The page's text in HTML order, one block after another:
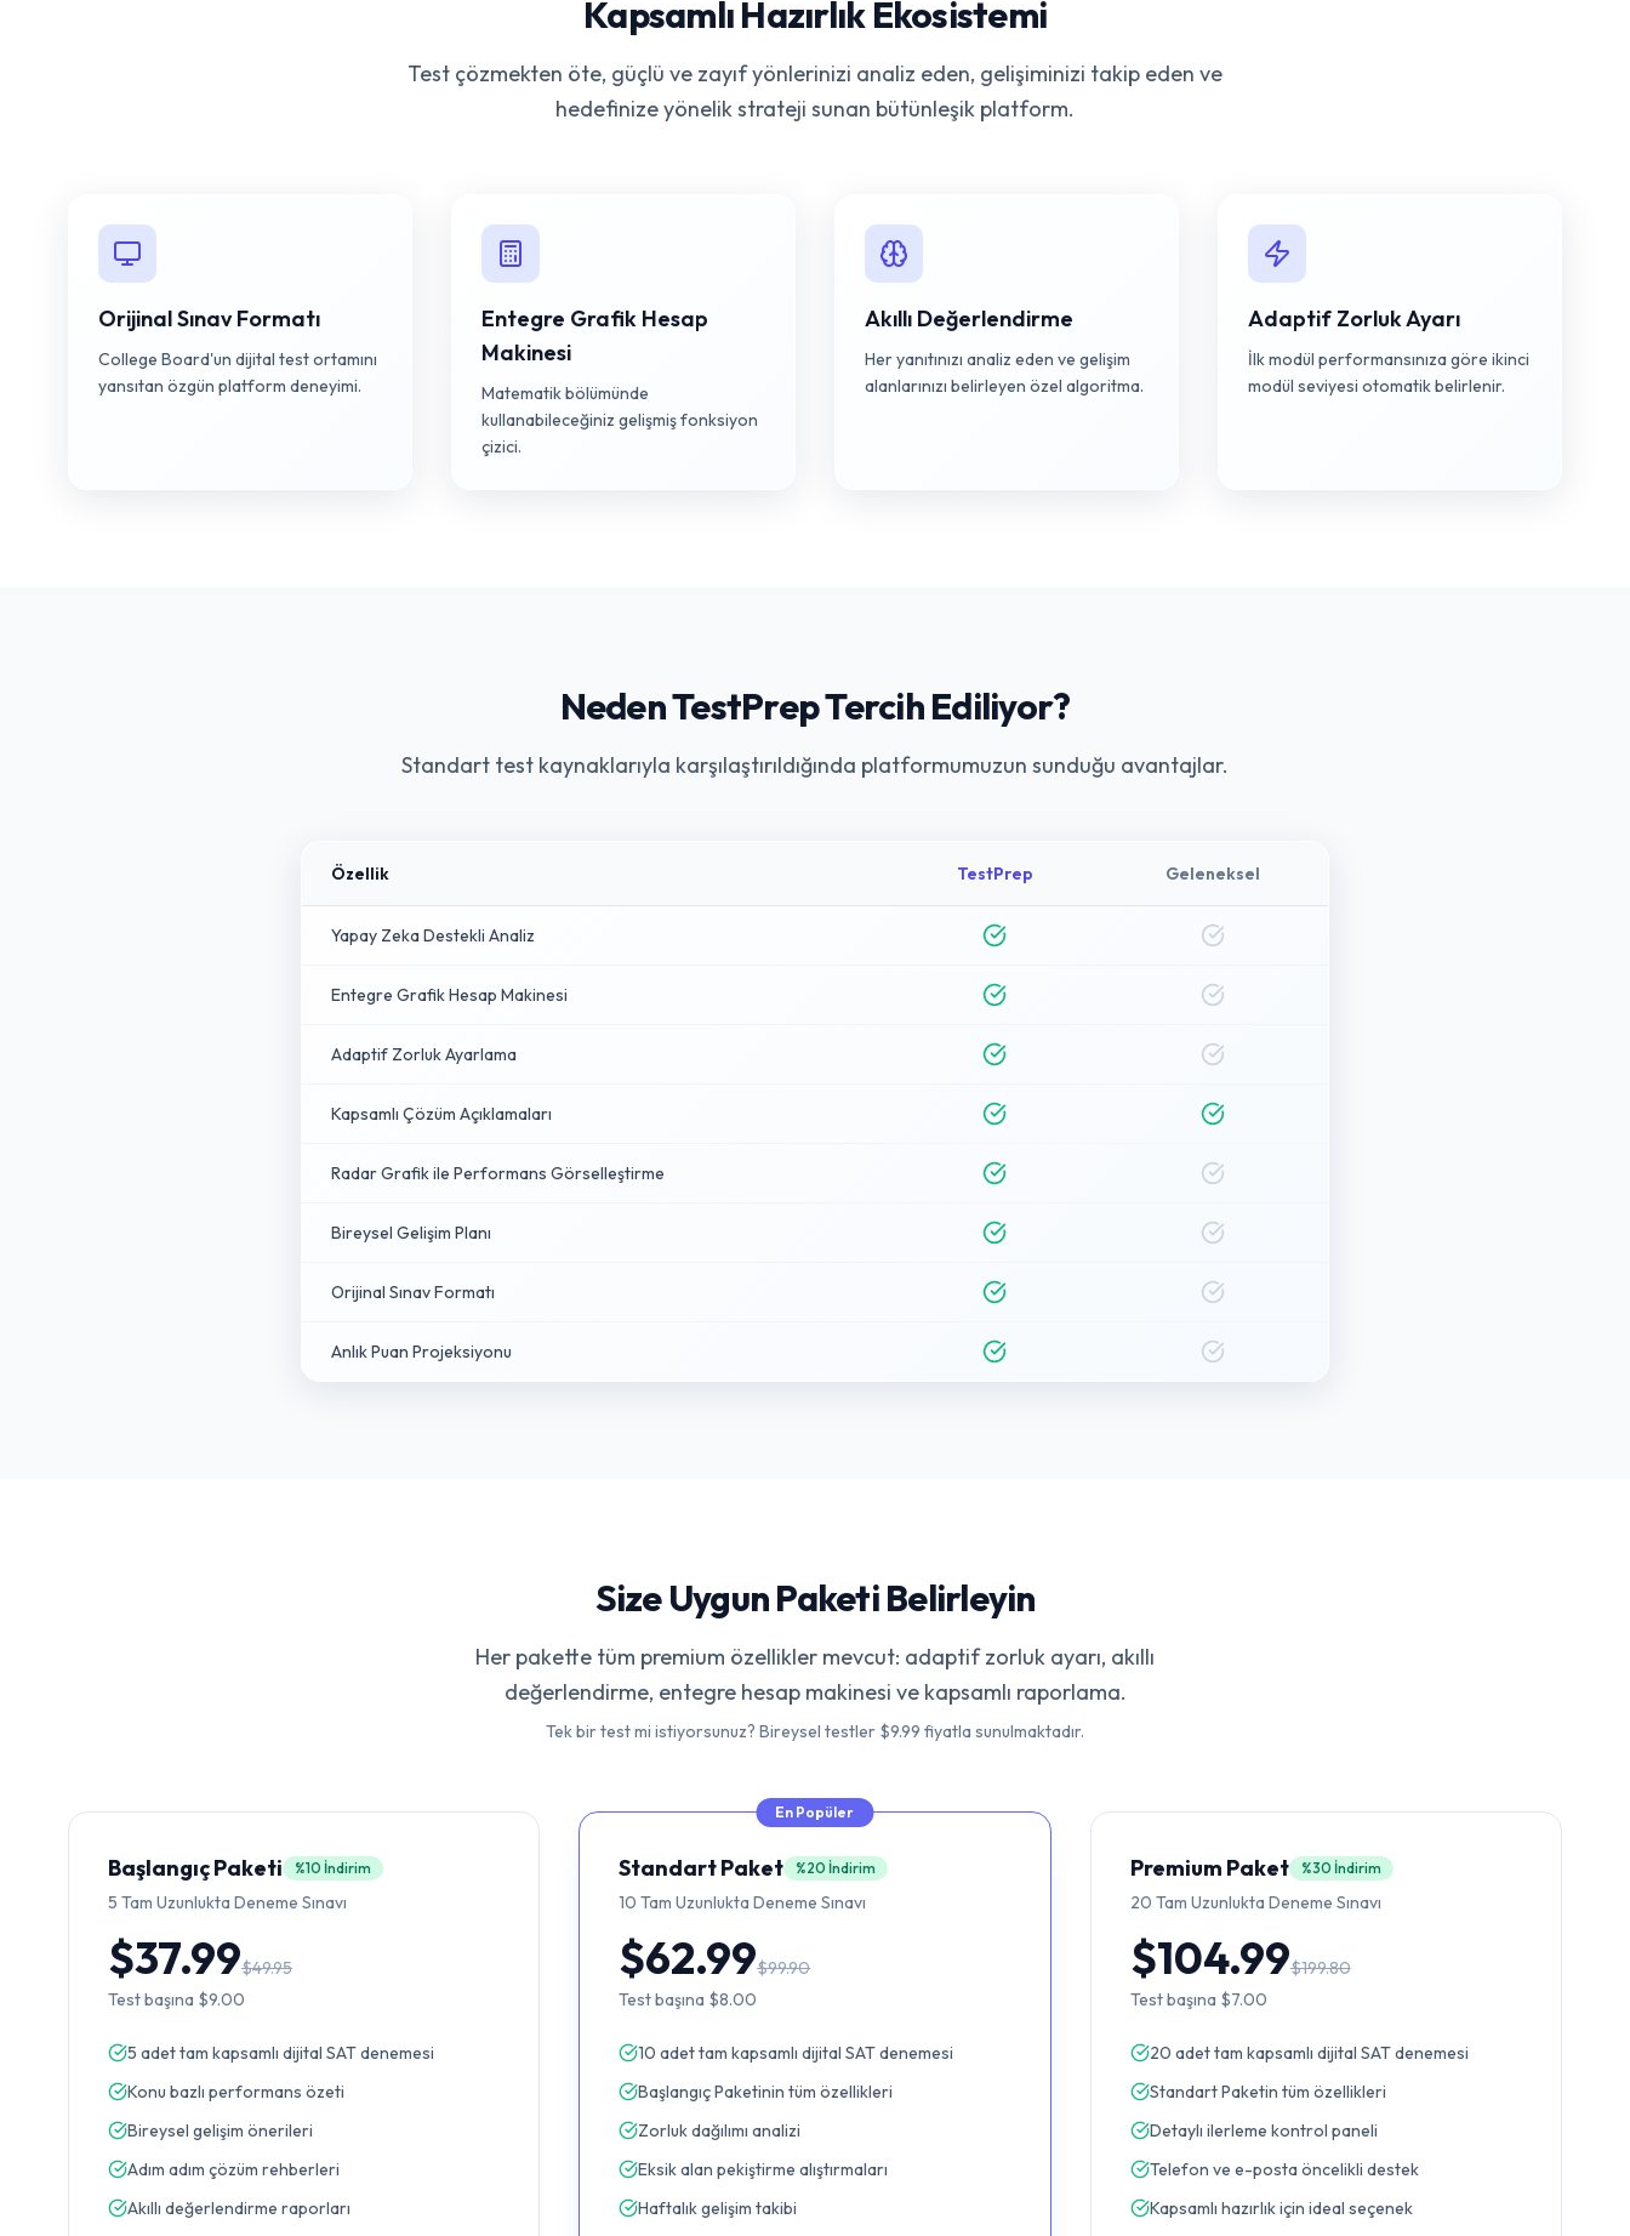
Kapsamlı Hazırlık Ekosistemi
Test çözmekten öte, güçlü ve zayıf yönlerinizi analiz eden, gelişiminizi takip eden ve
hedefinize yönelik strateji sunan bütünleşik platform.
Orijinal Sınav Formatı
College Board'un dijital test ortamını
yansıtan özgün platform deneyimi.
Entegre Grafik Hesap
Makinesi
Matematik bölümünde
kullanabileceğiniz gelişmiş fonksiyon
çizici.
Akıllı Değerlendirme
Her yanıtınızı analiz eden ve gelişim
alanlarınızı belirleyen özel algoritma.
Adaptif Zorluk Ayarı
İlk modül performansınıza göre ikinci
modül seviyesi otomatik belirlenir.
Neden TestPrep Tercih Ediliyor?
Standart test kaynaklarıyla karşılaştırıldığında platformumuzun sunduğu avantajlar.
Özellik TestPrep Geleneksel
Yapay Zeka Destekli Analiz
Entegre Grafik Hesap Makinesi
Adaptif Zorluk Ayarlama
Kapsamlı Çözüm Açıklamaları
Radar Grafik ile Performans Görselleştirme
Bireysel Gelişim Planı
Orijinal Sınav Formatı
Anlık Puan Projeksiyonu
Size Uygun Paketi Belirleyin
Her pakette tüm premium özellikler mevcut: adaptif zorluk ayarı, akıllı
değerlendirme, entegre hesap makinesi ve kapsamlı raporlama.
Tek bir test mi istiyorsunuz? Bireysel testler $9.99 fiyatla sunulmaktadır.
Başlangıç Paketi %10 İndirim
5 Tam Uzunlukta Deneme Sınavı
$37.99$49.95
Test başına $9.00
5 adet tam kapsamlı dijital SAT denemesi
Konu bazlı performans özeti
Bireysel gelişim önerileri
Adım adım çözüm rehberleri
Akıllı değerlendirme raporları
En Popüler
Standart Paket %20 İndirim
10 Tam Uzunlukta Deneme Sınavı
$62.99$99.90
Test başına $8.00
10 adet tam kapsamlı dijital SAT denemesi
Başlangıç Paketinin tüm özellikleri
Zorluk dağılımı analizi
Eksik alan pekiştirme alıştırmaları
Haftalık gelişim takibi
Premium Paket %30 İndirim
20 Tam Uzunlukta Deneme Sınavı
$104.99$199.80
Test başına $7.00
20 adet tam kapsamlı dijital SAT denemesi
Standart Paketin tüm özellikleri
Detaylı ilerleme kontrol paneli
Telefon ve e-posta öncelikli destek
Kapsamlı hazırlık için ideal seçenek